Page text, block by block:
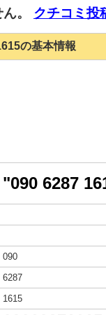
。 クチコミ投
の基本情報
"090 6287
090
6287
1615